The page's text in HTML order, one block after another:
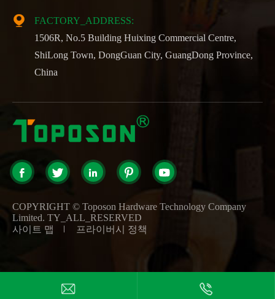

FACTORY_ADDRESS:
1506R, No.5 Building Huixing Commercial Centre,
ShiLong Town, DongGuan City, GuangDong Province,
China
    
COPYRIGHT © Toposon Hardware Technology Company
Limited. TY_ALL_RESERVED
사이트 맵
프라이버시 정책
 